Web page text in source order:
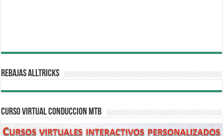
REBAJAS ALLTRICKS
CURSO VIRTUAL CONDUCCION MTB